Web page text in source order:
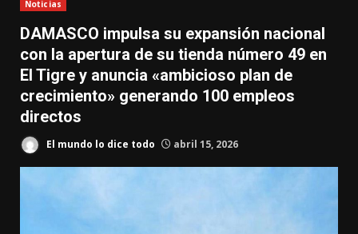
Noticias
DAMASCO impulsa su expansión nacional
con la apertura de su tienda número 49 en
El Tigre y anuncia «ambicioso plan de
crecimiento» generando 100 empleos
directos
El mundo lo dice todo abril 15, 2026